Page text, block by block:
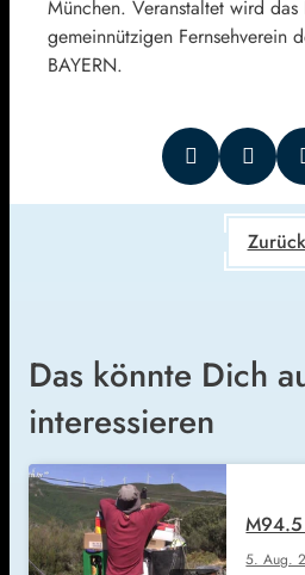
München. Veranstaltet wird
gemeinnützigen Fernsehverein
BAYERN.
Zurück
Das könnte Dich
interessieren
5. Aug.